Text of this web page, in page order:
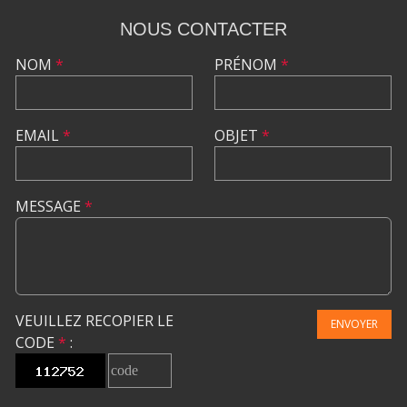
NOUS CONTACTER
NOM *
EMAIL*
PRÉNOM *
OBJET *
MESSAGE *
VEUILLEZ RECOPIER LE
CODE * :
ENVOYER